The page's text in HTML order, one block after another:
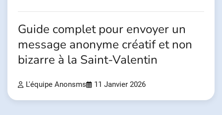
Guide complet pour envoyer un
message anonyme créatif et non
bizarre à la Saint-Valentin
L'équipe Anonsms 11 Janvier 2026